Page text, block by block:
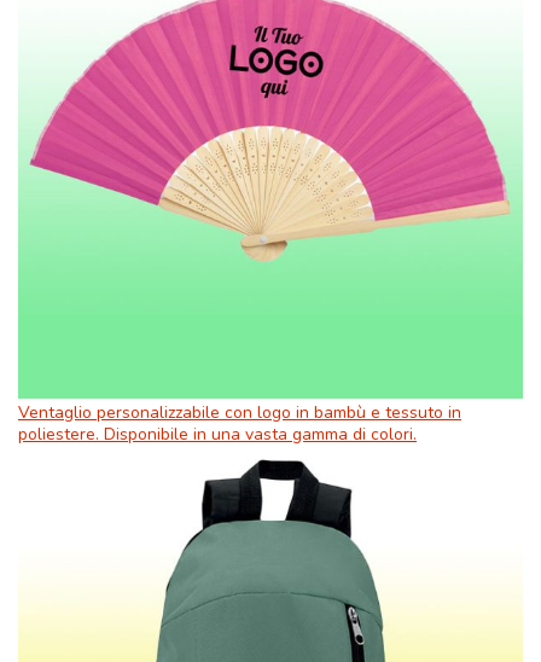
Ventaglio personalizzabile con logo in bambù e tessuto in
poliestere. Disponibile in una vasta gamma di colori.